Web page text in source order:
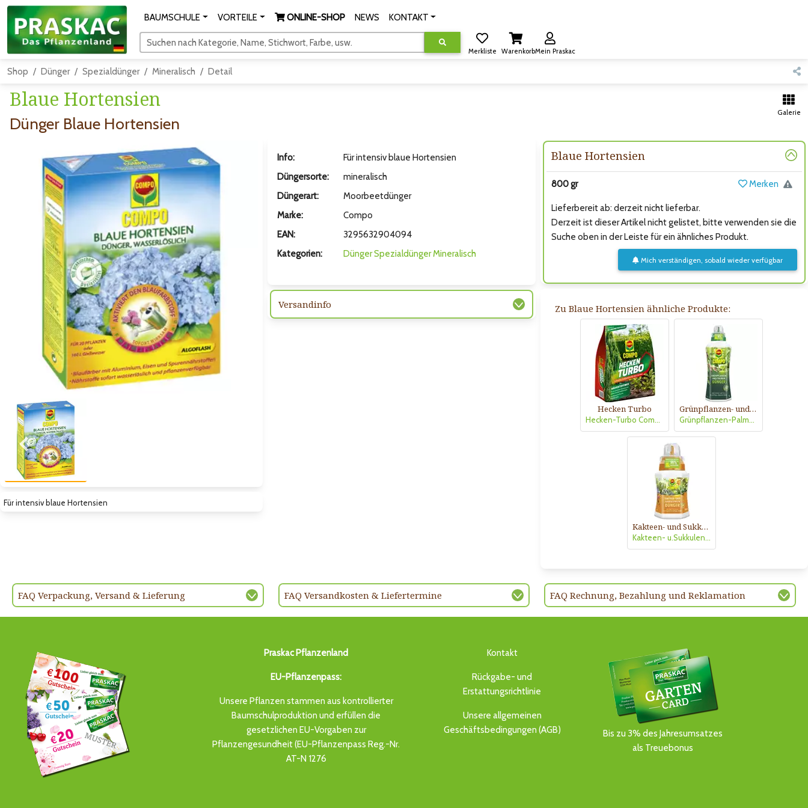
BAUMSCHULE VORTEILE ONLINE-SHOP NEWS KONTAKT
Suchen nach Kategorie, Name, Stichwort, Farbe, usw.
Merkliste WarenkorbMein Praskac
Shop Dünger Spezialdünger Mineralisch Detail
Blaue Hortensien
Dünger Blaue Hortensien
Galerie
Zum vorigen Bild
Für intensiv blaue Hortensien
Blaue Hortensien
800 gr Merken
Lieferbereit ab: derzeit nicht lieferbar.
Derzeit ist dieser Artikel nicht gelistet, bitte verwenden sie die
Suche oben in der Leiste für ein ähnliches Produkt.
Mich verständigen, sobald wieder verfügbar
Zu Blaue Hortensien ähnliche Produkte:
Hecken Turbo
Hecken-Turbo Compo
Grünpflanzen- und Palmendünger
Grünpflanzen-Palmendünger
Kakteen- und Sukkulentendünger
Kakteen- u.Sukkulentendünger
Info:
Für intensiv blaue Hortensien
Düngersorte:
mineralisch
Düngerart:
Moorbeetdünger
Marke:
Compo
EAN:
3295632904094
Kategorien:
DüngerSpezialdüngerMineralisch
Versandinfo
FAQ Verpackung, Versand & Lieferung FAQ Versandkosten & Liefertermine FAQ Rechnung, Bezahlung und Reklamation
Praskac Pflanzenland
EU-Pflanzenpass:
Unsere Pflanzen stammen aus kontrollierter
Baumschulproduktion und erfüllen die
gesetzlichen EU-Vorgaben zur
Pflanzengesundheit (EU-Pflanzenpass Reg.-Nr.
AT-N 1276
Kontakt
Rückgabe- und
Erstattungsrichtlinie
Unsere allgemeinen
Geschäftsbedingungen (AGB)
Bis zu 3% des Jahresumsatzes
als Treuebonus